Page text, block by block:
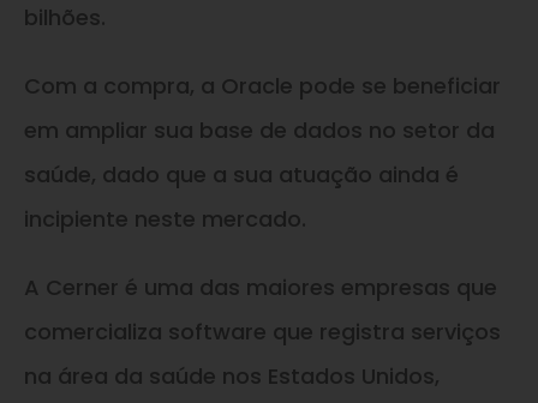
bilhões.
Com a compra, a Oracle pode se beneficiar
em ampliar sua base de dados no setor da
saúde, dado que a sua atuação ainda é
incipiente neste mercado.
A Cerner é uma das maiores empresas que
comercializa software que registra serviços
na área da saúde nos Estados Unidos,